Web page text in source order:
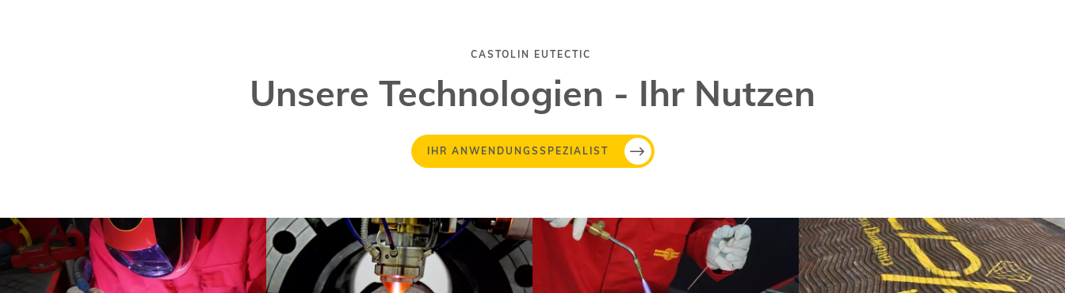
Unsere Technologien - Ihr Nutzen
CASTOLIN EUTECTIC
IHR ANWENDUNGSSPEZIALIST